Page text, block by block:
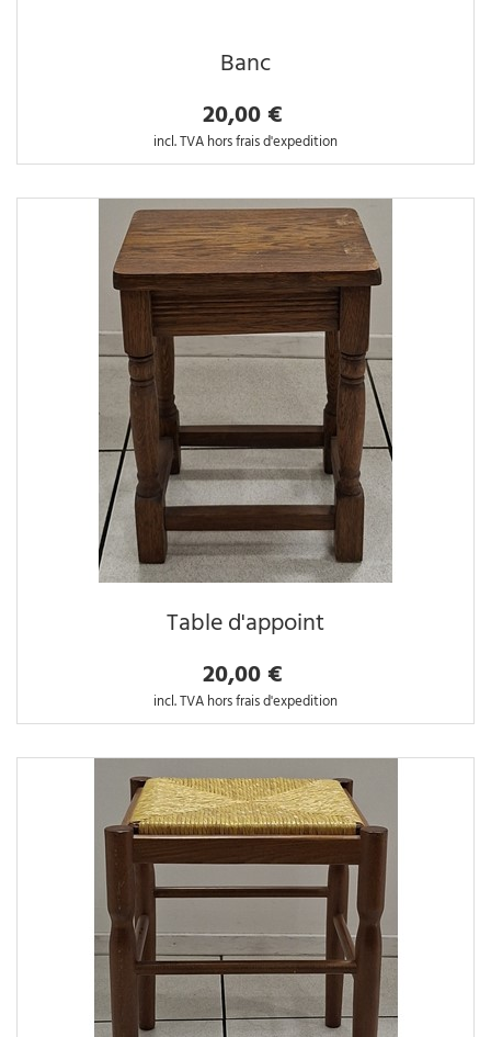
Banc
20,00 €
incl. TVA hors frais d'expedition
Table d'appoint
20,00 €
incl. TVA hors frais d'expedition